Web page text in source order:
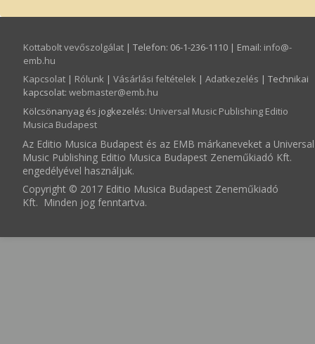
Kottabolt vevőszolgálat | Telefon: 06-1-236-1110 | Email: info­@­
emb.hu
Kapcsolat | Rólunk | Vásárlási feltételek | Adatkezelés | Technikai
kapcsolat: webmaster­@­emb.hu
Kölcsönanyag és jogkezelés: Universal Music Publishing Editio
Musica Budapest
Az Editio Musica Budapest és az EMB márkaneveket a Universal
Music Publishing Editio Musica Budapest Zeneműkiadó Kft.
engedélyével használjuk.
Copyright © 2017 Editio Musica Budapest Zeneműkiadó
Kft. Minden jog fenntartva.